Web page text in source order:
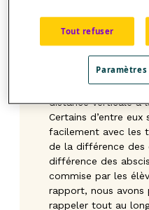
Assurez-vous que
le fait que la pente
distance verticale à
Certains d’entre eux
facilement avec les
de la différence des
différence des
commise par les
rapport, nous avons
rappeler tout au
Tout refuser